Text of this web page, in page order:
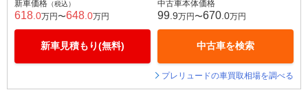
新車価格 （税込）
618 .0万円〜648 .0万円
新車見積もり(無料)
中古車本体価格
99 .9万円〜670 .0万円
中古車を検索
プレリュードの車買取相場を調べる